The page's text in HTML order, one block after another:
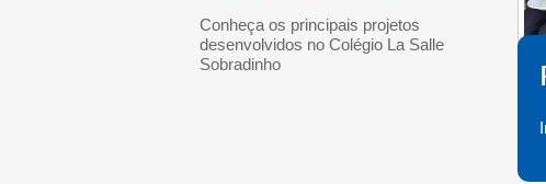
Conheça os principais projetos
desenvolvidos no Colégio La Salle
Sobradinho